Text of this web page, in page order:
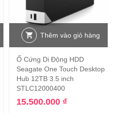
Thêm vào giỏ hàng
Ổ Cứng Di Động HDD
Seagate One Touch Desktop
Hub 12TB 3.5 inch
STLC12000400
15.500.000 ₫